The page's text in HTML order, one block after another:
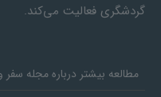
گردشگری فعالیت می‌کند.
مطالعه بیشتر درباره مجله